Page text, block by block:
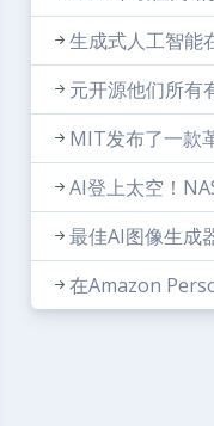
生成式人工智能
元开源他们所有
MIT发布了一款
AI登上太空！
最佳AI图像生成
在Amazon